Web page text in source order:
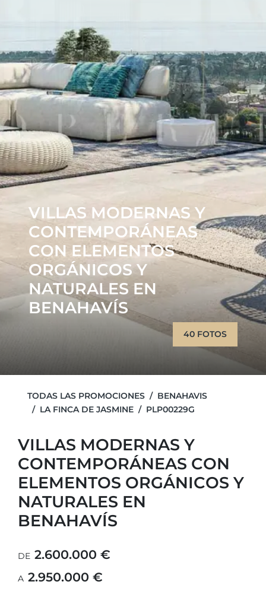
VILLAS MODERNAS Y
CONTEMPORÁNEAS
CON ELEMENTOS
ORGÁNICOS Y
NATURALES EN
BENAHAVÍS
40 FOTOS
TODAS LAS PROMOCIONES
BENAHAVIS
LA FINCA DE JASMINE
PLP00229G
VILLAS MODERNAS Y
CONTEMPORÁNEAS CON
ELEMENTOS ORGÁNICOS Y
NATURALES EN
BENAHAVÍS
DE 2.600.000 €
A 2.950.000 €